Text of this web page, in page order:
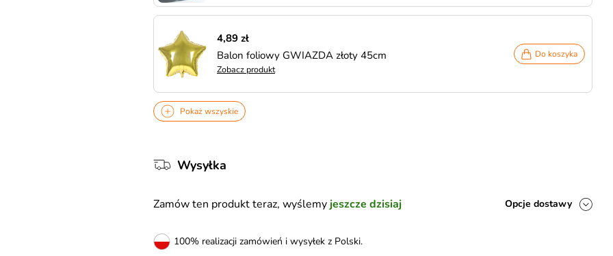
4,89 zł
Balon foliowy GWIAZDA złoty 45cm
Zobacz produkt
Do koszyka
Pokaż wszyskie
Wysyłka
Zamów ten produkt teraz, wyślemy jeszcze dzisiaj Opcje dostawy
100% realizacji zamówień i wysyłek z Polski.